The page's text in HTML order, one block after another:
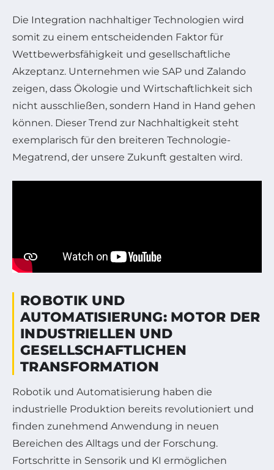
Die Integration nachhaltiger Technologien wird
somit zu einem entscheidenden Faktor für
Wettbewerbsfähigkeit und gesellschaftliche
Akzeptanz. Unternehmen wie SAP und Zalando
zeigen, dass Ökologie und Wirtschaftlichkeit sich
nicht ausschließen, sondern Hand in Hand gehen
können. Dieser Trend zur Nachhaltigkeit steht
exemplarisch für den breiteren Technologie-
Megatrend, der unsere Zukunft gestalten wird.
ROBOTIK UND
AUTOMATISIERUNG: MOTOR DER
INDUSTRIELLEN UND
GESELLSCHAFTLICHEN
TRANSFORMATION
Robotik und Automatisierung haben die
industrielle Produktion bereits revolutioniert und
finden zunehmend Anwendung in neuen
Bereichen des Alltags und der Forschung.
Fortschritte in Sensorik und KI ermöglichen